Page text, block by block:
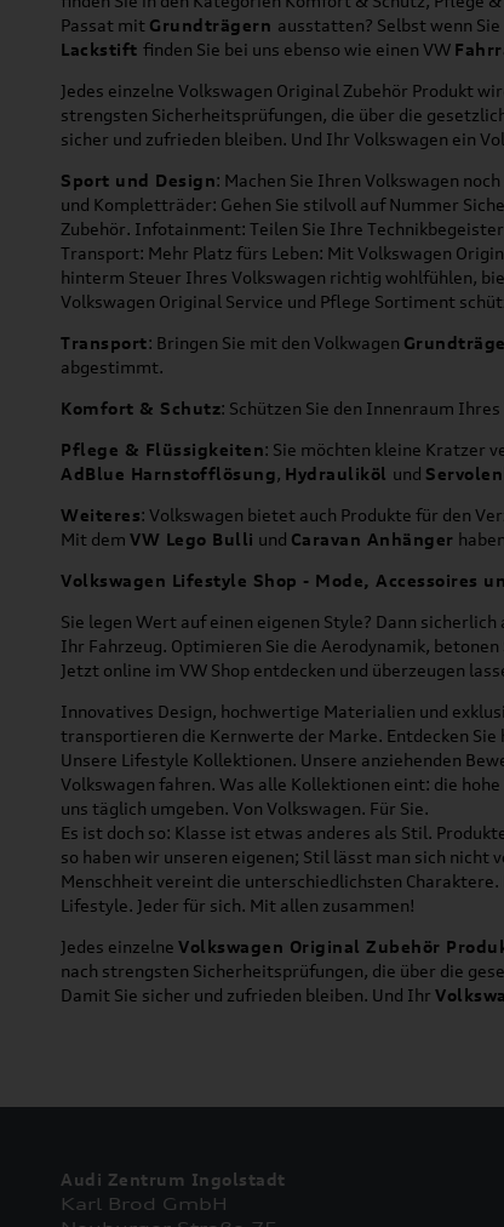
Passat mit Grundträgern ausstatten? Selbst wenn
Lackstift finden Sie bei uns ebenso wie einen VW
Jedes einzelne Volkswagen Original Zubehör Produkt
strengsten Sicherheitsprüfungen, die über die
sicher und zufrieden bleiben. Und Ihr Volkswagen ein
Sport und Design: Machen Sie Ihren Volkswagen
und Kompletträder: Gehen Sie stilvoll auf Nummer
Zubehör. Infotainment: Teilen Sie Ihre
Transport: Mehr Platz fürs Leben: Mit Volkswagen
hinterm Steuer Ihres Volkswagen richtig wohlfühlen,
Volkswagen Original Service und Pflege Sortiment
Transport: Bringen Sie mit den Volkwagen
abgestimmt.
Komfort & Schutz: Schützen Sie den Innenraum
Pflege & Flüssigkeiten: Sie möchten kleine Kratzer
AdBlue Harnstofflösung, Hydrauliköl und
Weiteres: Volkswagen bietet auch Produkte für den
Mit dem VW Lego Bulli und Caravan Anhänger
Volkswagen Lifestyle Shop - Mode, Accessoires
Sie legen Wert auf einen eigenen Style? Dann
Ihr Fahrzeug. Optimieren Sie die Aerodynamik,
Jetzt online im VW Shop entdecken und überzeugen
Innovatives Design, hochwertige Materialien und
transportieren die Kernwerte der Marke. Entdecken Sie
Unsere Lifestyle Kollektionen. Unsere anziehenden
Volkswagen fahren. Was alle Kollektionen eint: die
uns täglich umgeben. Von Volkswagen. Für Sie.
Es ist doch so: Klasse ist etwas anderes als Stil.
so haben wir unseren eigenen; Stil lässt man sich
Menschheit vereint die unterschiedlichsten Charaktere.
Lifestyle. Jeder für sich. Mit allen zusammen!
Jedes einzelne Volkswagen Original Zubehör
nach strengsten Sicherheitsprüfungen, die über die
Damit Sie sicher und zufrieden bleiben. Und Ihr
Audi Zentrum Ingolstadt
Karl Brod GmbH